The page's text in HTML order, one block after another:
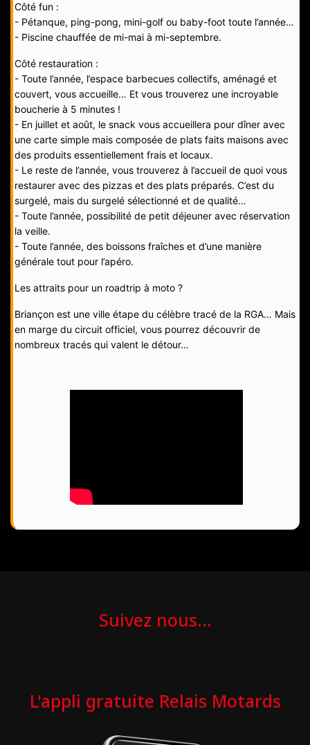
Côté fun :
- Pétanque, ping-pong, mini-golf ou baby-foot toute l’année…
- Piscine chauffée de mi-mai à mi-septembre.
Côté restauration :
- Toute l’année, l’espace barbecues collectifs, aménagé et
couvert, vous accueille… Et vous trouverez une incroyable
boucherie à 5 minutes !
- En juillet et août, le snack vous accueillera pour dîner avec
une carte simple mais composée de plats faits maisons avec
des produits essentiellement frais et locaux.
- Le reste de l’année, vous trouverez à l’accueil de quoi vous
restaurer avec des pizzas et des plats préparés. C’est du
surgelé, mais du surgelé sélectionné et de qualité…
- Toute l’année, possibilité de petit déjeuner avec réservation
la veille.
- Toute l’année, des boissons fraîches et d’une manière
générale tout pour l’apéro.
Les attraits pour un roadtrip à moto ?
Briançon est une ville étape du célèbre tracé de la RGA… Mais
en marge du circuit officiel, vous pourrez découvrir de
nombreux tracés qui valent le détour…
Suivez nous...
L'appli gratuite Relais Motards